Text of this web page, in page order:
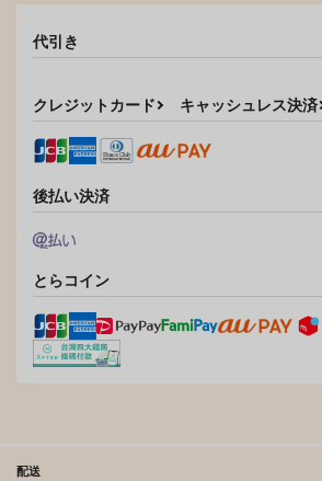
代引き
クレジットカード キャッシュレス決済
後払い決済
とらコイン
配送